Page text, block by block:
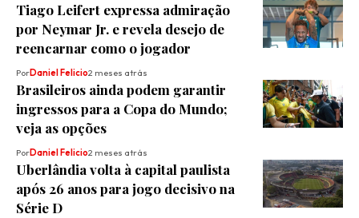
Tiago Leifert expressa admiração
por Neymar Jr. e revela desejo de
reencarnar como o jogador
PorDaniel Felicio2 meses atrás
Brasileiros ainda podem garantir
ingressos para a Copa do Mundo;
veja as opções
PorDaniel Felicio2 meses atrás
Uberlândia volta à capital paulista
após 26 anos para jogo decisivo na
Série D